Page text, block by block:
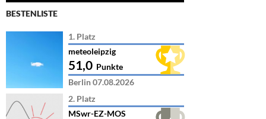
BESTENLISTE
1. Platz
meteoleipzig
51,0 Punkte
Berlin 07.08.2026
2. Platz
MSwr-EZ-MOS